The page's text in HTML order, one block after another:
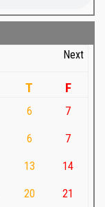
Next
T F
6 7
6 7
13 14
20 21